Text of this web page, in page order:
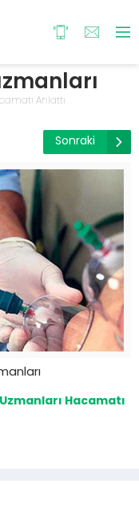
Anlattı
Sonraki
Hacamatı